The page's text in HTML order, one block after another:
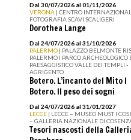
Dal 30/07/2026 al 01/11/2026
VERONA | CENTRO
FOTOGRAFIA SCAVI SCALIGERI
Dorothea Lange
Dal 24/07/2026 al 31/10/2026
PALERMO | PALAZZO BELMONTE
PALERMO I PARCO ARCHEOLOGICO
PAESAGGISTICO VALLE DEI TEMPLI -
AGRIGENTO
Botero. L’incanto del Mito I
Botero. Il peso dei sogni
Dal 24/07/2026 al 31/01/2027
LECCE | LECCE – MUSEO MUST I
– GALLERIA NAZIONALE DI
Tesori nascosti della